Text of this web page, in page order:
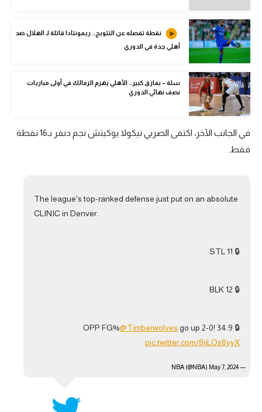
كرة طائرة
الوطن العربي
في المونديال
رياضة نسائية
آسيا
أمريكا
تحليل في الجول
نقطة تفصله عن التتويج.. ريمونتادا قاتلة لـ الهلال ضد
أهلي جدة في الدوري
سلة – بفارق كبير.. الأهلي يهزم الزمالك في أولى مباريات
نصف نهائي الدوري
في الجانب الآخر، اكتفى الصربي نيكولا يوكيتش نجم دنفر بـ16 نقطة
فقط.
The league's top-ranked defense just put on an absolute
CLINIC in Denver.
🔒 11 STL
🔒 12 BLK
🔒 34.9 OPP FG%
@Timberwolves go up 2-0!
pic.twitter.com/8ijLOs8yyX
— NBA (@NBA)
May 7, 2024